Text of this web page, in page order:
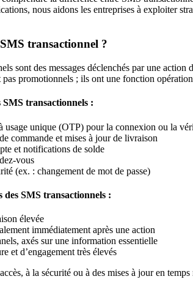
nous aidons les entreprises à exploiter
SMS transactionnel ?
sont des messages déclenchés par une
pas promotionnels ; ils ont une fonction
SMS transactionnels :
usage unique (OTP) pour la connexion ou la
commande et mises à jour de livraison
et notifications de solde
vous
(ex. : changement de mot de passe)
des SMS transactionnels :
élevée
immédiatement après une action
axés sur une information essentielle
et d’engagement très élevés
à la sécurité ou à des mises à jour en